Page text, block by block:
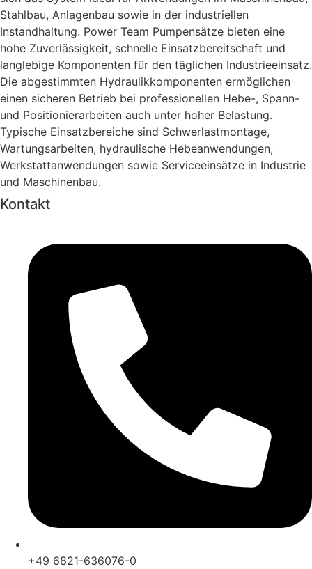
Stahlbau, Anlagenbau sowie in der industriellen
Instandhaltung. Power Team Pumpensätze bieten eine
hohe Zuverlässigkeit, schnelle Einsatzbereitschaft und
langlebige Komponenten für den täglichen Industrieeinsatz.
Die abgestimmten Hydraulikkomponenten ermöglichen
einen sicheren Betrieb bei professionellen Hebe-, Spann-
und Positionierarbeiten auch unter hoher Belastung.
Typische Einsatzbereiche sind Schwerlastmontage,
Wartungsarbeiten, hydraulische Hebeanwendungen,
Werkstattanwendungen sowie Serviceeinsätze in Industrie
und Maschinenbau.
Kontakt
+49 6821-636076-0